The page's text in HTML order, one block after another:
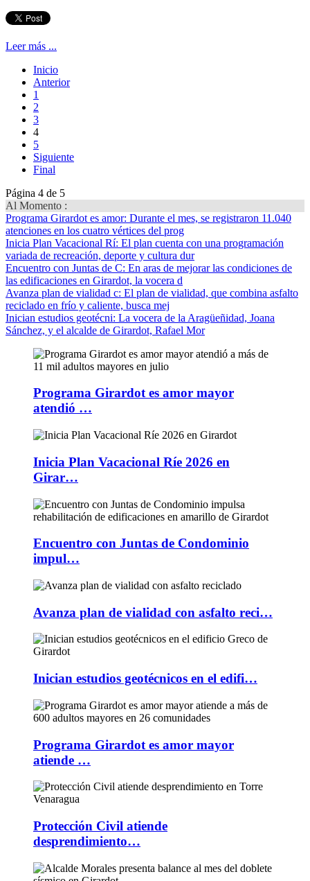
Leer más ...
Inicio
Anterior
1
2
3
4
5
Siguiente
Final
Página 4 de 5
Al Momento :
Programa Girardot es amor: Durante el mes, se registraron 11.040
atenciones en los cuatro vértices del prog
Inicia Plan Vacacional Rí: El plan cuenta con una programación
variada de recreación, deporte y cultura dur
Encuentro con Juntas de C: En aras de mejorar las condiciones de
las edificaciones en Girardot, la vocera d
Avanza plan de vialidad c: El plan de vialidad, que combina asfalto
reciclado en frío y caliente, busca mej
Inician estudios geotécni: La vocera de la Aragüeñidad, Joana
Sánchez, y el alcalde de Girardot, Rafael Mor
Programa Girardot es amor mayor
atendió …
Inicia Plan Vacacional Ríe 2026 en
Girar…
Encuentro con Juntas de Condominio
impul…
Avanza plan de vialidad con asfalto reci…
Inician estudios geotécnicos en el edifi…
Programa Girardot es amor mayor
atiende …
Protección Civil atiende
desprendimiento…